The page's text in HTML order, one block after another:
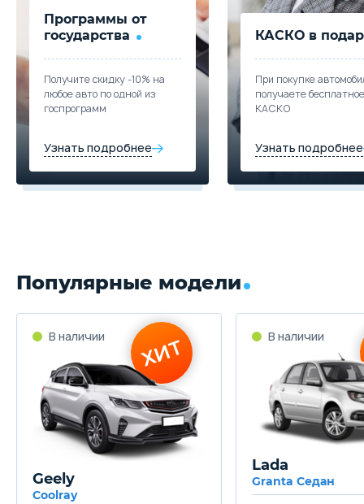
Программы от
государства
Получите скидку -10% на
любое авто по одной из
госпрограмм
Узнать подробнее
КАСКО в
При покупке
получаете бесплатное
КАСКО
Узнать подробнее
Популярные модели
Geely
Coolray
Lada
Granta Седан